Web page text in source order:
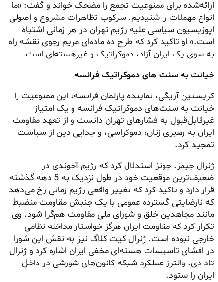
ارائه‌شده برای ممنوعیت تجمع را مضحک خواند و گفت: «ما
انواع مهملات را شنیدیم. سرکوب تظاهرات مشروع و اصولی
اپوزیسیون سیاسی علیه رژیم تهران در هر زمانی اشتباه
است.» او تاکید کرد که طرح ده ماده‌ای مریم رجوی نقشه راه
به سوی یک ایران آزاد، دموکراتیک و غیرهسته‌ای است.
خیانت به سنت های دموکراتیک فرانسه
کریستین آریگی، نماینده پارلمان فرانسه، این ممنوعیت را
خیانت به سنت‌های دموکراتیک فرانسه و یک امتیاز
غیرقابل‌قبول به فشارهای تهران دانست و از تعهد مقاومت
ایران به رهبری زنان، دموکراسی، و جدایی دین از سیاست
تمجید کرد.
ژنرال جیمز. جونز استدلال کرد که رژیم آخوندی در
ضعیف‌ترین موقعیت خود در طول نزدیک به 5 دهه گذشته
قرار دارد و تاکید کرد که تغییر واقعی رژیم زمانی رخ می‌دهد
که نارضایتی گسترده عمومی با یک جنبش مقاومت منضبط
مانند مجاهدین خلق و شورای ملی مقاومت هم‌گرا شود. وی
تکرار کرد که مقاومت ایران هرگز خواستار مداخله نظامی
خارجی نبوده است. ژنرال کیت کلاگ نیز به نقش این شورا
در افشای تاسیسات هسته‌ای مخفی ایران اشاره کرد و ژنرال
تاد دی. والترز عملکرد شبکه کانون‌های شورشی در داخل
ایران را ستود.